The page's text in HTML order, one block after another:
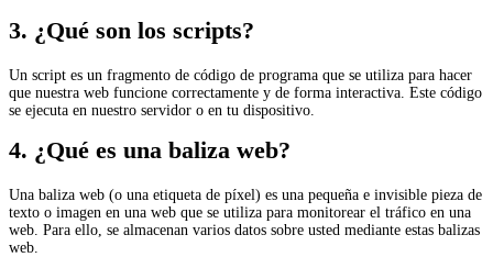
3. ¿Qué son los scripts?
Un script es un fragmento de código de programa que se utiliza para hacer
que nuestra web funcione correctamente y de forma interactiva. Este código
se ejecuta en nuestro servidor o en tu dispositivo.
4. ¿Qué es una baliza web?
Una baliza web (o una etiqueta de píxel) es una pequeña e invisible pieza de
texto o imagen en una web que se utiliza para monitorear el tráfico en una
web. Para ello, se almacenan varios datos sobre usted mediante estas balizas
web.